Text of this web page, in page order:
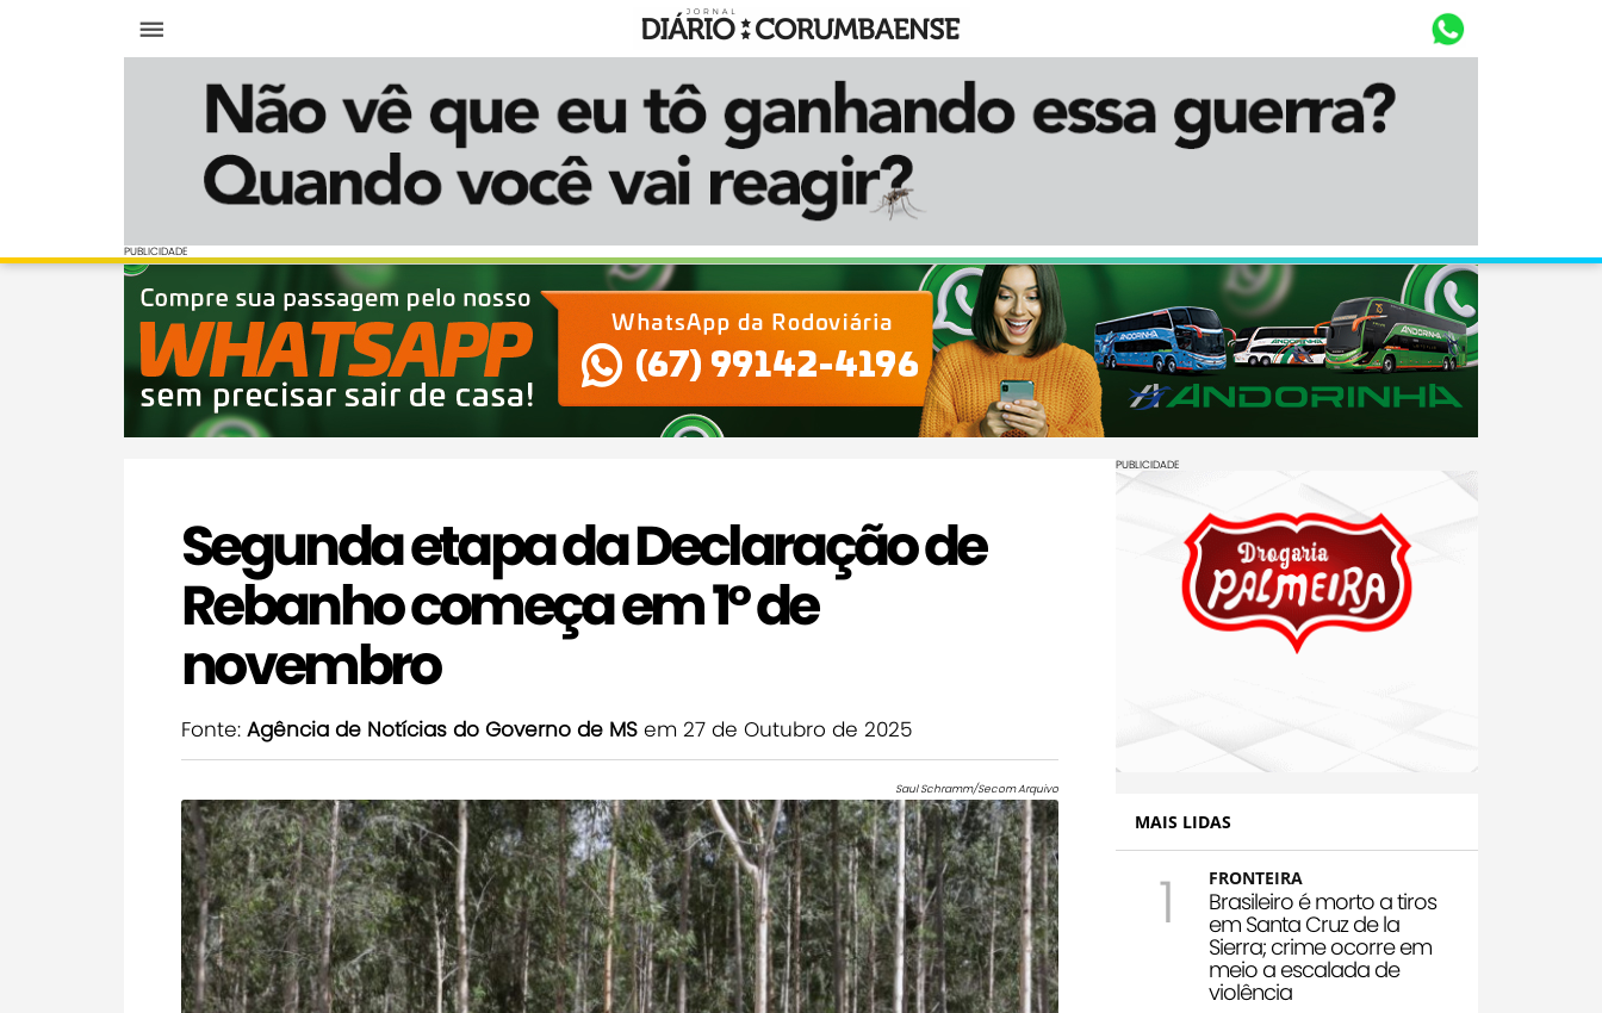
Diário Corumbaense
PUBLICIDADE
PUBLICIDADE
Segunda etapa da Declaração de
Rebanho começa em 1º de
novembro
Fonte: Agência de Notícias do Governo de MS em 27 de Outubro de 2025
Saul Schramm/Secom Arquivo
PUBLICIDADE
MAIS LIDAS
1 FRONTEIRA
Brasileiro é morto a tiros
em Santa Cruz de la
Sierra; crime ocorre em
meio a escalada de
violência